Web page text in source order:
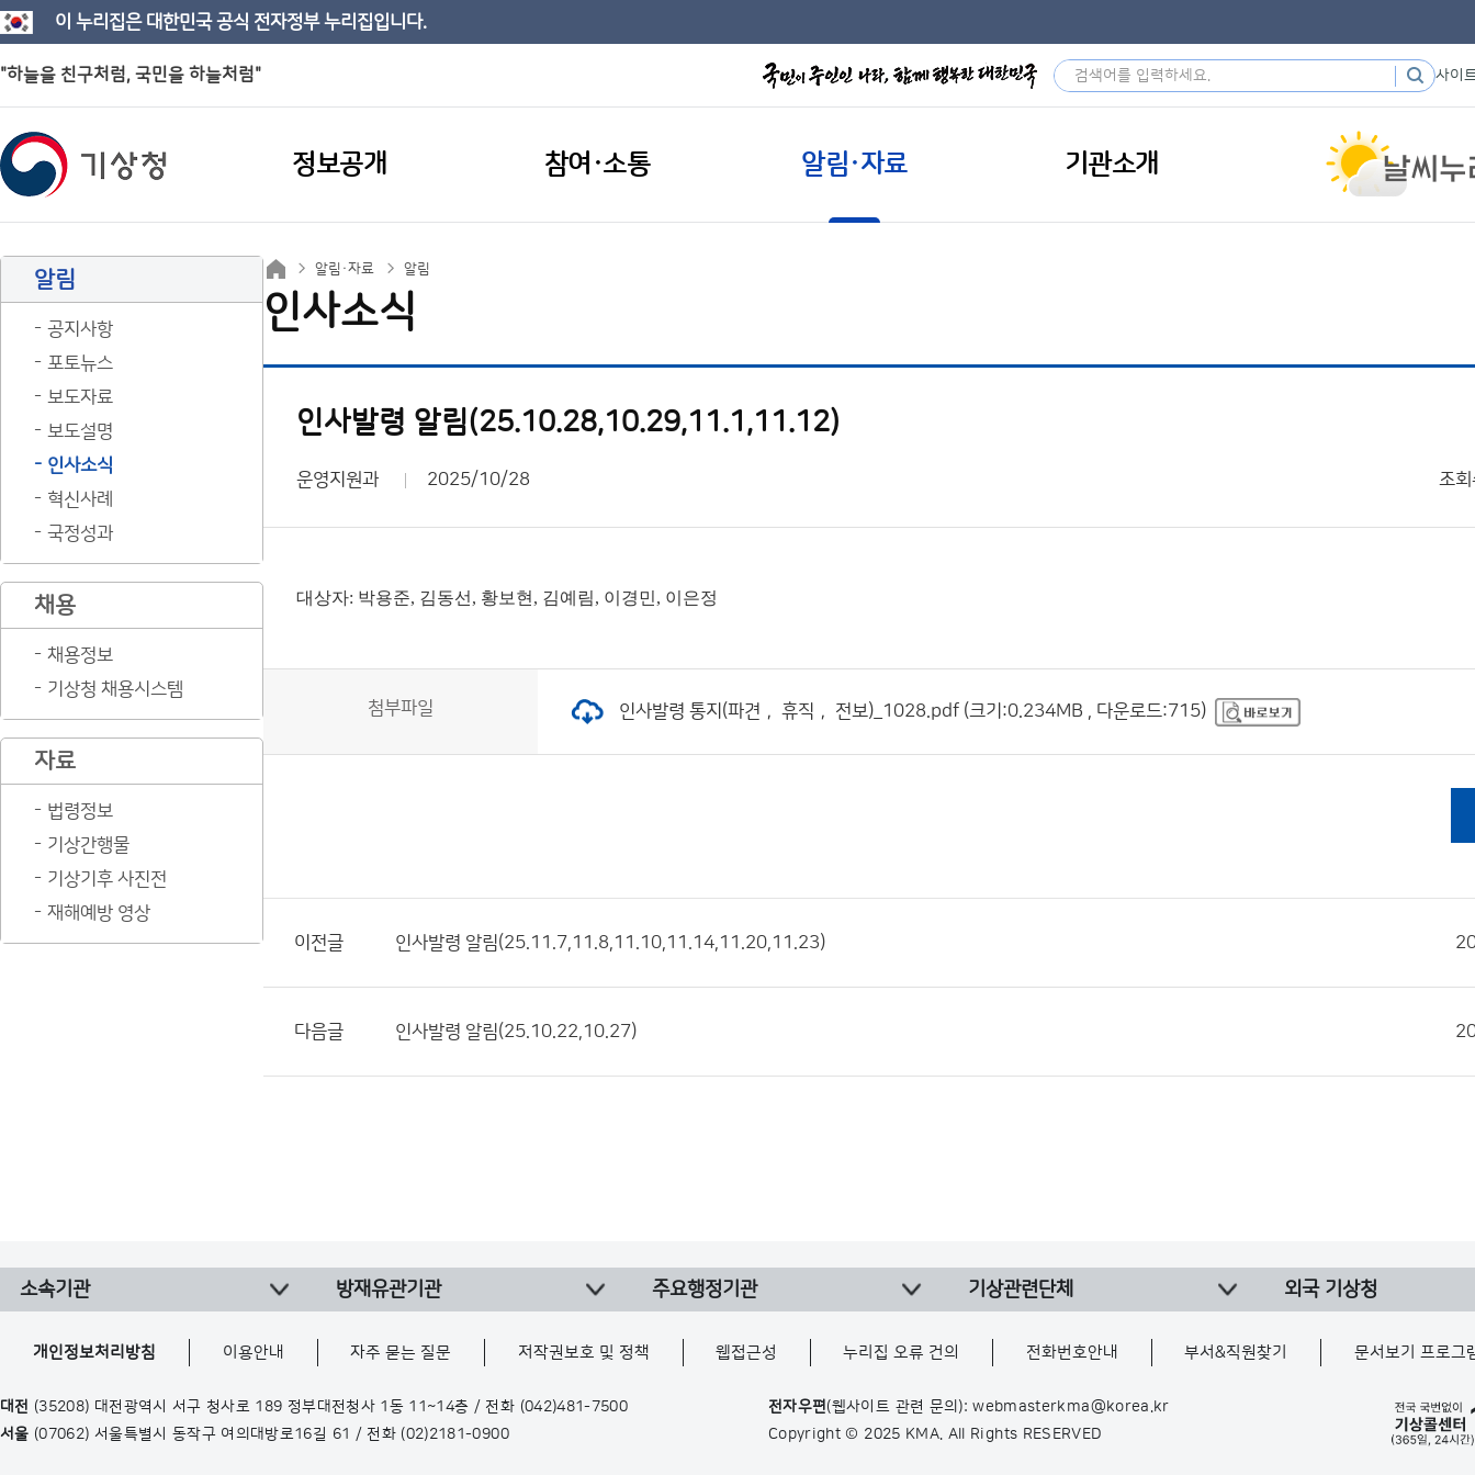
이 누리집은 대한민국 공식 전자정부 누리집입니다.
"하늘을 친구처럼, 국민을 하늘처럼" 사이
정보공개 참여·소통 알림·자료 기관소개
알림
공지사항
포토뉴스
보도자료
보도설명
인사소식
혁신사례
국정성과
채용
채용정보
기상청 채용시스템
자료
법령정보
기상간행물
기상기후 사진전
재해예방 영상
알림·자료 알림
인사소식
인사발령 알림(25.10.28,10.29,11.1,11.12)
운영지원과 2025/10/28 조회
대상자: 박용준, 김동선, 황보현, 김예림, 이경민, 이은정
첨부파일 인사발령 통지(파견， 휴직， 전보)_1028.pdf (크기:0.234MB , 다운로드:715)
이전글 인사발령 알림(25.11.7,11.8,11.10,11.14,11.20,11.23)
다음글 인사발령 알림(25.10.22,10.27)
소속기관 방재유관기관 주요행정기관 기상관련단체 외국 기상청
개인정보처리방침 이용안내 자주 묻는 질문 저작권보호 및 정책 웹접근성 누리집 오류 건의 전화번호안내 부서&직원찾기 문서보기 프로그
대전 (35208) 대전광역시 서구 청사로 189 정부대전청사 1동 11~14층 / 전화 (042)481-7500
서울 (07062) 서울특별시 동작구 여의대방로16길 61 / 전화 (02)2181-0900
전자우편(웹사이트 관련 문의): webmasterkma@korea.kr
Copyright © 2025 KMA. All Rights RESERVED